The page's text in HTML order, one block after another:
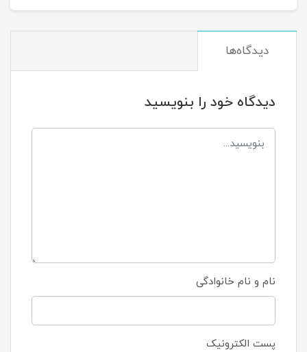
دیدگاه‌ها
دیدگاه خود را بنویسید
نام و نام خانوادگی
پست الکترونیک